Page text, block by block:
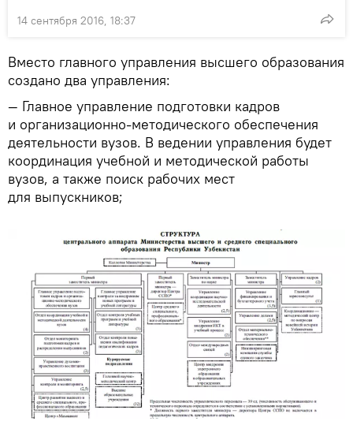
14 сентября 2016, 18:37
Вместо главного управления высшего образования
создано два управления:
— Главное управление подготовки кадров
и организационно-методического обеспечения
деятельности вузов. В ведении управления будет
координация учебной и методической работы
вузов, а также поиск рабочих мест
для выпускников;